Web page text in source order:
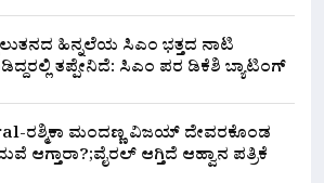
ಹಿನ್ನಲೆಯ ಸಿಎಂ ಭತ್ತದ ನಾಟಿ
ತಪ್ಪೇನಿದೆ: ಸಿಎಂ ಪರ ಡಿಕೆಶಿ ಬ್ಯಾಟಿಂಗ್
ರಶ್ಮಿಕಾ ಮಂದಣ್ಣ ವಿಜಯ್ ದೇವರಕೊಂಡ
ಆಗ್ತಾರಾ?;ವೈರಲ್ ಆಗ್ತಿದೆ ಆಹ್ವಾನ ಪತ್ರಿಕೆ